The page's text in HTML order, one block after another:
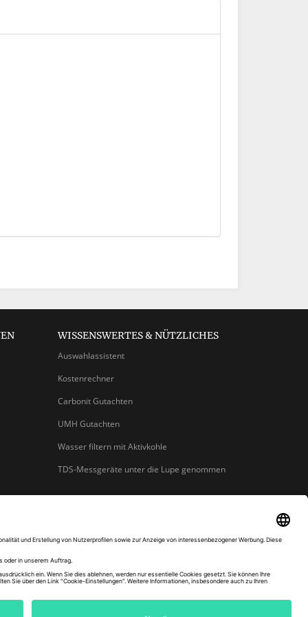
WISSENSWERTES & NÜTZLICHES
Auswahlassistent
Kostenrechner
Carbonit Gutachten
UMH Gutachten
Wasser filtern mit Aktivkohle
TDS-Messgeräte unter die Lupe genommen